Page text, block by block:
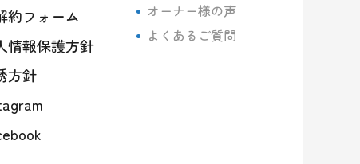
約フォーム
情報保護方針
方針
オーナー様の声
よくあるご質問